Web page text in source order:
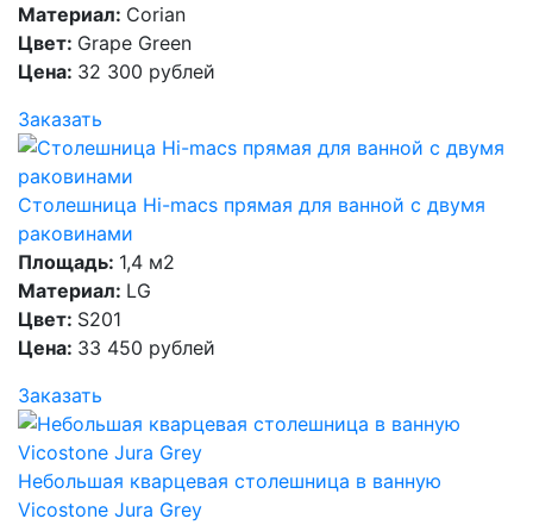
Материал: Corian
Цвет: Grape Green
Цена: 32 300 рублей
Заказать
Столешница Hi-macs прямая для ванной с двумя
раковинами
Площадь: 1,4 м2
Материал: LG
Цвет: S201
Цена: 33 450 рублей
Заказать
Небольшая кварцевая столешница в ванную
Vicostone Jura Grey